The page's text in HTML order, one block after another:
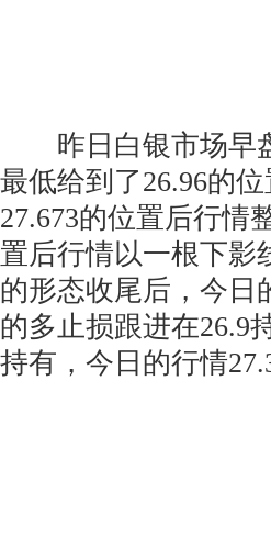
昨日白银市场早盘
最低给到了26.96的
27.673的位置后行情
置后行情以一根下影
的形态收尾后，今日
的多止损跟进在26.9
持有，今日的行情